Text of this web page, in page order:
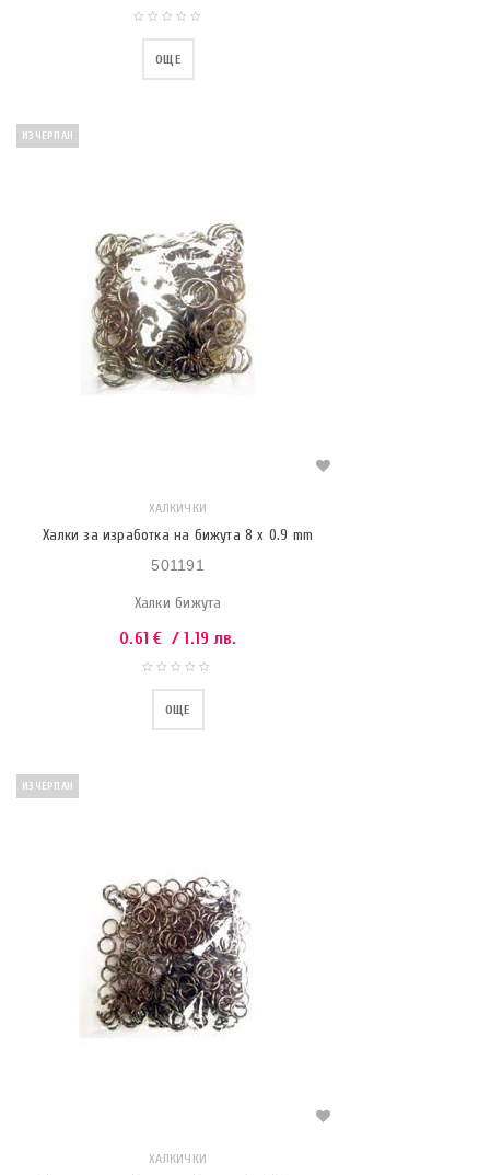
ОЩЕ
ИЗЧЕРПАН
ХАЛКИЧКИ
Халки за изработка на бижута 8 х 0.9 mm
501191
Халки бижута
0.61€ / 1.19 лв.
ОЩЕ
ИЗЧЕРПАН
ХАЛКИЧКИ